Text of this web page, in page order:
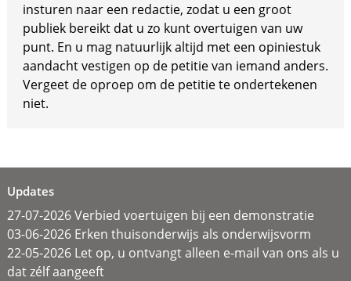
insturen naar een redactie, zodat u een groot
publiek bereikt dat u zo kunt overtuigen van uw
punt. En u mag natuurlijk altijd met een opiniestuk
aandacht vestigen op de petitie van iemand anders.
Vergeet de oproep om de petitie te ondertekenen
niet.
Updates
27-07-2026 Verbied voertuigen bij een demonstratie
03-06-2026 Erken thuisonderwijs als onderwijsvorm
22-05-2026 Let op, u ontvangt alleen e-mail van ons als u
dat zélf aangeeft